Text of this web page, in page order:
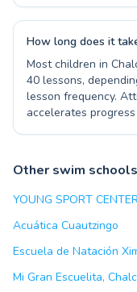
How long does it
Most children in
40 lessons,
lesson frequency.
accelerates
Other swim
YOUNG SPORT
Acuática Cuautzingo
Escuela de Natación
Mi Gran Escuelita,